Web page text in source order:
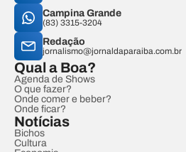
Campina Grande
(83) 3315-3204
Redação
jornalismo@jornaldaparaiba.com.br
Qual a Boa?
Agenda de Shows
O que fazer?
Onde comer e beber?
Onde ficar?
Notícias
Bichos
Cultura